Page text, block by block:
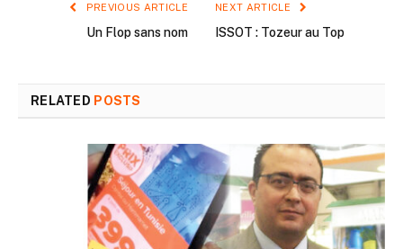
PREVIOUS ARTICLE
Un Flop sans nom
NEXT ARTICLE
ISSOT : Tozeur au Top
RELATED POSTS